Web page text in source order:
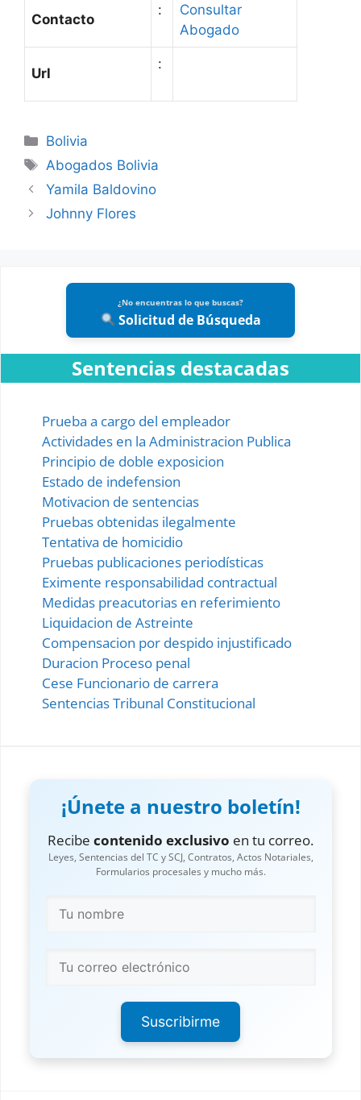
Contacto
:
Consultar
Abogado
Url
:
Categories
Bolivia
Tags
Abogados Bolivia
Yamila Baldovino
Johnny Flores
¿No encuentras lo que buscas?
Solicitud de Búsqueda
Sentencias destacadas
Prueba a cargo del empleador
Actividades en la Administracion Publica
Principio de doble exposicion
Estado de indefension
Motivacion de sentencias
Pruebas obtenidas ilegalmente
Tentativa de homicidio
Pruebas publicaciones periodísticas
Eximente responsabilidad contractual
Medidas preacutorias en referimiento
Liquidacion de Astreinte
Compensacion por despido injustificado
Duracion Proceso penal
Cese Funcionario de carrera
Sentencias Tribunal Constitucional
¡Únete a nuestro boletín!
Recibe contenido exclusivo en tu correo.
Leyes, Sentencias del TC y SCJ, Contratos, Actos Notariales,
Formularios procesales y mucho más.
Suscribirme